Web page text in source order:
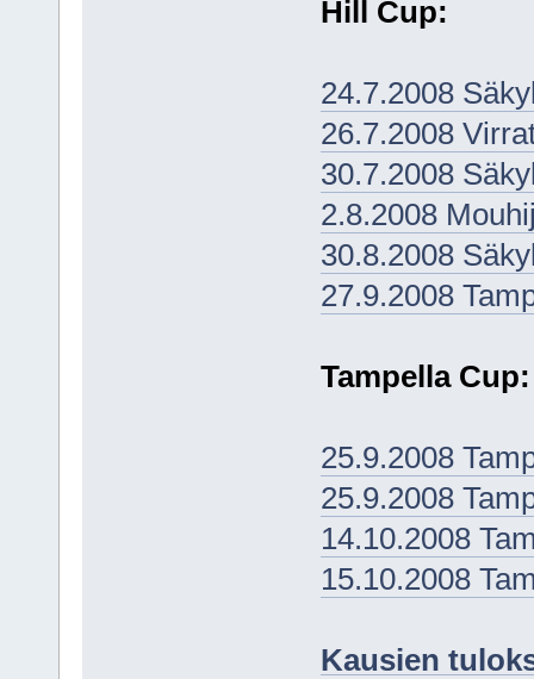
Hill Cup:
24.7.2008
26.7.2008
30.7.2008
2.8.2008
30.8.2008
27.9.2008
Tampella Cup:
25.9.2008
25.9.2008
14.10.2008
15.10.2008
Kausien